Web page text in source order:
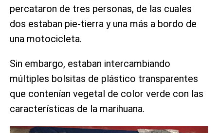
percataron de tres personas, de las cuales
dos estaban pie-tierra y una más a bordo de
una motocicleta.
Sin embargo, estaban intercambiando
múltiples bolsitas de plástico transparentes
que contenían vegetal de color verde con las
características de la marihuana.